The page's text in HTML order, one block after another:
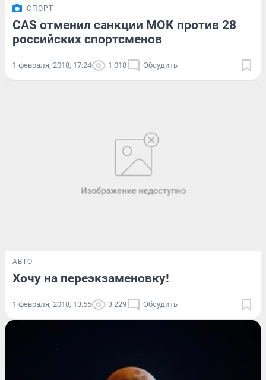
СПОРТ
CAS отменил санкции МОК против 28
российских спортсменов
1 февраля, 2018, 17:24 1 018 Обсудить
АВТО
Хочу на переэкзаменовку!
1 февраля, 2018, 13:55 3 229 Обсудить